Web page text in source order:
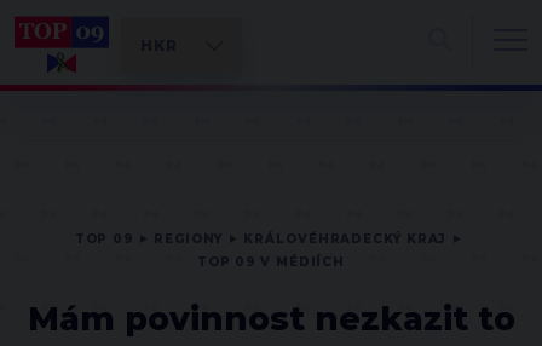
Mám povinnost nezkazit to